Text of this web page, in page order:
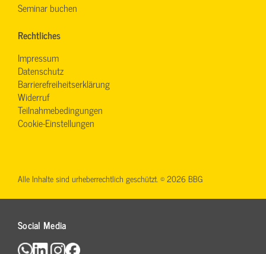
Seminar buchen
Rechtliches
Impressum
Datenschutz
Barrierefreiheitserklärung
Widerruf
Teilnahmebedingungen
Cookie-Einstellungen
Social Media
Alle Inhalte sind urheberrechtlich geschützt. © 2026 BBG